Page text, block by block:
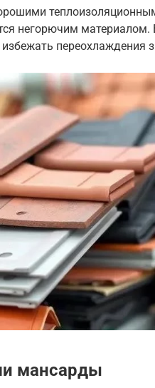
негорючим
переохлаждения
мансарды